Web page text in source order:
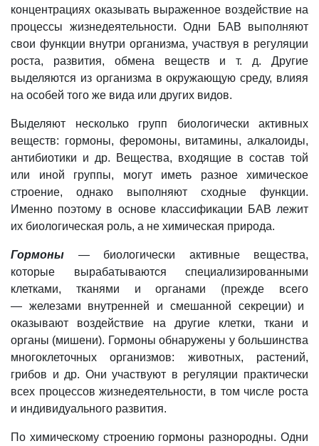
концентрациях оказывать выраженное воздействие на
процессы жизнедеятельности. Одни БАВ выполняют
свои функции внутри организма, участвуя в регуляции
роста, развития, обмена веществ и т. д. Другие
выделяются из организма в окружающую среду, влияя
на особей того же вида или других видов.
Выделяют несколько групп биологически активных
веществ: гормоны, феромоны, витамины, алкалоиды,
антибиотики и др. Вещества, входящие в состав той
или иной группы, могут иметь разное химическое
строение, однако выполняют сходные функции.
Именно поэтому в основе классификации БАВ лежит
их биологическая роль, а не химическая природа.
Гормоны
— биологически активные вещества,
которые вырабатываются специализированными
клетками, тканями и органами (прежде всего
— железами внутренней и смешанной секреции) и
оказывают воздействие на другие клетки, ткани и
органы (мишени). Гормоны обнаружены у большинства
многоклеточных организмов: животных, растений,
грибов и др. Они участвуют в регуляции практически
всех процессов жизнедеятельности, в том числе роста
и индивидуального развития.
По химическому строению гормоны разнородны. Одни